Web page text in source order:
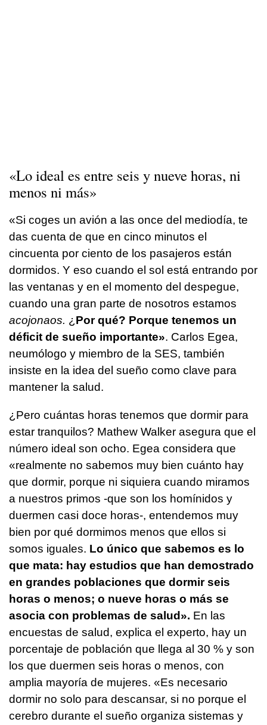
«Lo ideal es entre seis y nueve horas, ni
menos ni más»
«Si coges un avión a las once del mediodía, te
das cuenta de que en cinco minutos el
cincuenta por ciento de los pasajeros están
dormidos. Y eso cuando el sol está entrando por
las ventanas y en el momento del despegue,
cuando una gran parte de nosotros estamos
acojonaos. ¿ Por qué? Porque tenemos un
déficit de sueño importante». Carlos Egea,
neumólogo y miembro de la SES, también
insiste en la idea del sueño como clave para
mantener la salud.
¿Pero cuántas horas tenemos que dormir para
estar tranquilos? Mathew Walker asegura que el
número ideal son ocho. Egea considera que
«realmente no sabemos muy bien cuánto hay
que dormir, porque ni siquiera cuando miramos
a nuestros primos -que son los homínidos y
duermen casi doce horas-, entendemos muy
bien por qué dormimos menos que ellos si
somos iguales. Lo único que sabemos es lo
que mata: hay estudios que han demostrado
en grandes poblaciones que dormir seis
horas o menos; o nueve horas o más se
asocia con problemas de salud». En las
encuestas de salud, explica el experto, hay un
porcentaje de población que llega al 30 % y son
los que duermen seis horas o menos, con
amplia mayoría de mujeres. «Es necesario
dormir no solo para descansar, si no porque el
cerebro durante el sueño organiza sistemas y